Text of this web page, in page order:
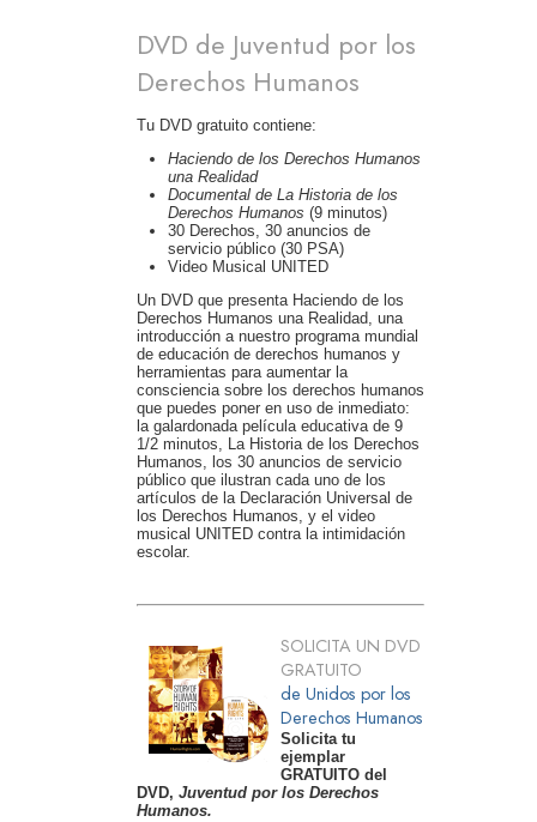
DVD de Juventud por los
Derechos Humanos
Tu DVD gratuito contiene:
Haciendo de los Derechos Humanos
una Realidad
Documental de La Historia de los
Derechos Humanos (9 minutos)
30 Derechos, 30 anuncios de
servicio público (30 PSA)
Video Musical UNITED
Un DVD que presenta Haciendo de los
Derechos Humanos una Realidad, una
introducción a nuestro programa mundial
de educación de derechos humanos y
herramientas para aumentar la
consciencia sobre los derechos humanos
que puedes poner en uso de inmediato:
la galardonada película educativa de 9
1/2 minutos, La Historia de los Derechos
Humanos, los 30 anuncios de servicio
público que ilustran cada uno de los
artículos de la Declaración Universal de
los Derechos Humanos, y el video
musical UNITED contra la intimidación
escolar.
SOLICITA UN DVD
GRATUITO
de Unidos por los
Derechos Humanos
Solicita tu
ejemplar
GRATUITO del
DVD, Juventud por los Derechos
Humanos.